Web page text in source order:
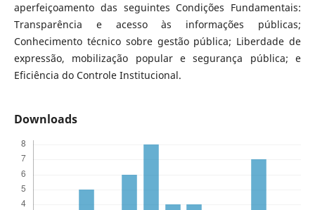
aperfeiçoamento das seguintes Condições Fundamentais:
Transparência e acesso às informações públicas;
Conhecimento técnico sobre gestão pública; Liberdade de
expressão, mobilização popular e segurança pública; e
Eficiência do Controle Institucional.
Downloads